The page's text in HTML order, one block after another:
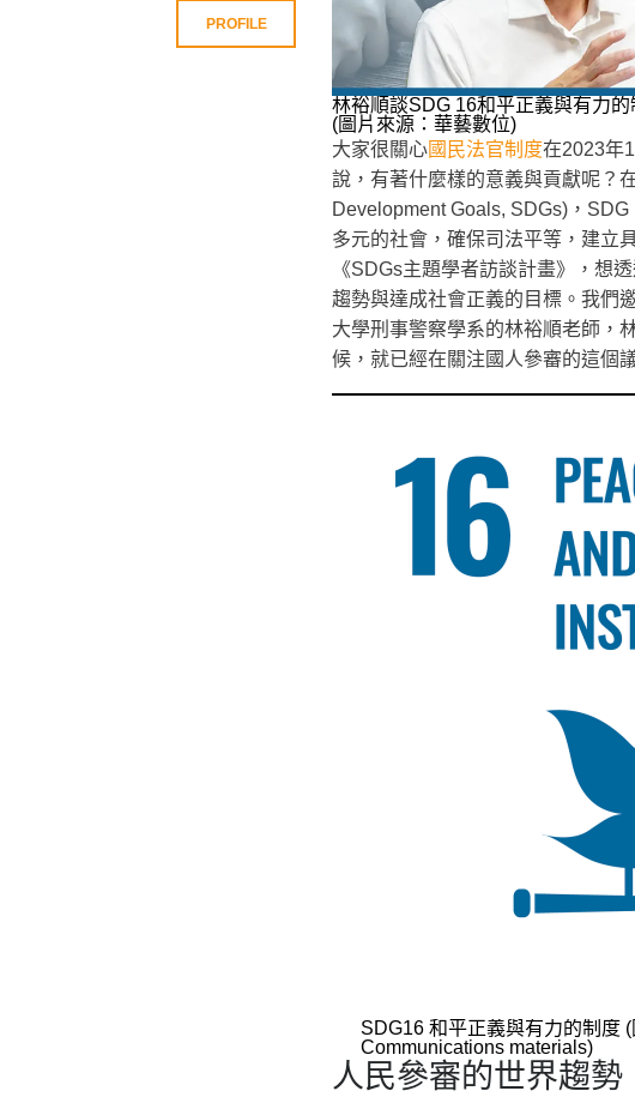
林裕順談SDG 16和平正義與有力
(圖片來源：華藝數位)
大家很關心國民法官制度在2023年
說，有著什麼樣的意義與貢獻呢？
Development Goals, SDGs)，
多元的社會，確保司法平等，建立
《SDGs主題學者訪談計畫》，想
趨勢與達成社會正義的目標。我們
大學刑事警察學系的林裕順老師，
候，就已經在關注國人參審的這個
SDG16 和平正義與有力的制度
Communications materials)
人民參審的世界趨勢
PROFILE